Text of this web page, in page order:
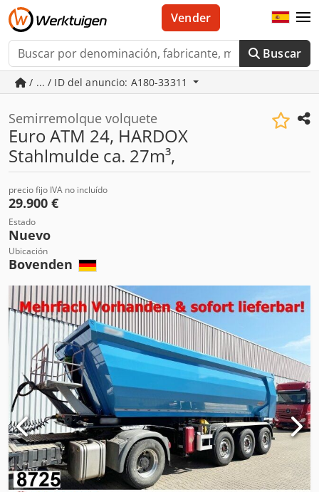
Buscar
Vender
/ ... / ID del anuncio: A180-33311
Semirremolque volquete
Euro ATM 24, HARDOX
Stahlmulde ca. 27m³,
precio fijo IVA no incluído
29.900 €
Estado
Nuevo
Ubicación
Bovenden